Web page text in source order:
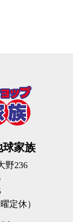
家族
野236
曜定休）